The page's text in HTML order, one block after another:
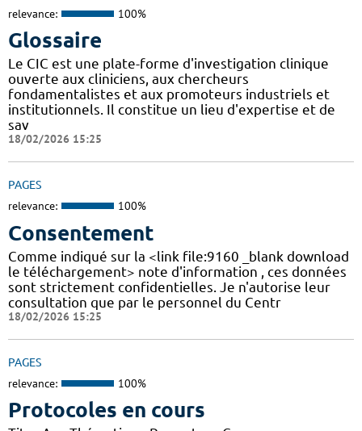
relevance: 100%
Glossaire
Le CIC est une plate-forme d'investigation clinique
ouverte aux cliniciens, aux chercheurs
fondamentalistes et aux promoteurs industriels et
institutionnels. Il constitue un lieu d'expertise et de
sav
18/02/2026 15:25
PAGES
relevance: 100%
Consentement
Comme indiqué sur la <link file:9160 _blank download
le téléchargement> note d'information , ces données
sont strictement confidentielles. Je n'autorise leur
consultation que par le personnel du Centr
18/02/2026 15:25
PAGES
relevance: 100%
Protocoles en cours